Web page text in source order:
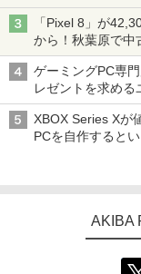
「Pixel 8」が
から！秋葉原で中
ゲーミングPC専
レゼントを求める
XBOX Series Xが
PCを自作すると
AKIBA